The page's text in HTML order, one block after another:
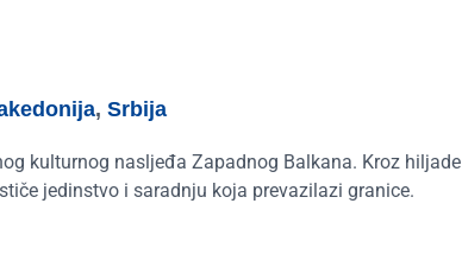
, Srbija
kulturnog nasljeđa Zapadnog Balkana. Kroz hiljade
jedinstvo i saradnju koja prevazilazi granice.